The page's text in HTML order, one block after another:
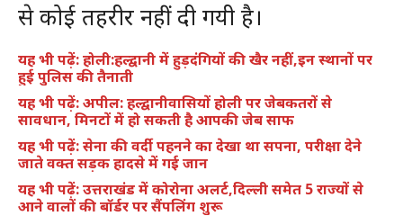
से कोई तहरीर नहीं दी गयी है।
यह भी पढ़ें: होली:हल्द्वानी में हुड़दंगियों की खैर नहीं,इन स्थानों पर
हुई पुलिस की तैनाती
यह भी पढ़ें: अपील: हल्द्वानीवासियों होली पर जेबकतरों से
सावधान, मिनटों में हो सकती है आपकी जेब साफ
यह भी पढ़ें: सेना की वर्दी पहनने का देखा था सपना, परीक्षा देने
जाते वक्त सड़क हादसे में गई जान
यह भी पढ़ें: उत्तराखंड में कोरोना अलर्ट,दिल्ली समेत 5 राज्यों से
आने वालों की बॉर्डर पर सैंपलिंग शुरू